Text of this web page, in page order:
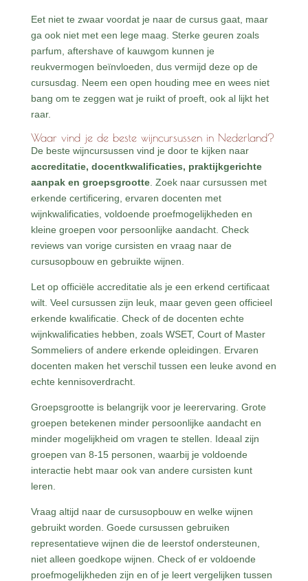
Eet niet te zwaar voordat je naar de cursus gaat, maar
ga ook niet met een lege maag. Sterke geuren zoals
parfum, aftershave of kauwgom kunnen je
reukvermogen beïnvloeden, dus vermijd deze op de
cursusdag. Neem een open houding mee en wees niet
bang om te zeggen wat je ruikt of proeft, ook al lijkt het
raar.
Waar vind je de beste wijncursussen in Nederland?
De beste wijncursussen vind je door te kijken naar
accreditatie, docentkwalificaties, praktijkgerichte
aanpak en groepsgrootte. Zoek naar cursussen met
erkende certificering, ervaren docenten met
wijnkwalificaties, voldoende proefmogelijkheden en
kleine groepen voor persoonlijke aandacht. Check
reviews van vorige cursisten en vraag naar de
cursusopbouw en gebruikte wijnen.
Let op officiële accreditatie als je een erkend certificaat
wilt. Veel cursussen zijn leuk, maar geven geen officieel
erkende kwalificatie. Check of de docenten echte
wijnkwalificaties hebben, zoals WSET, Court of Master
Sommeliers of andere erkende opleidingen. Ervaren
docenten maken het verschil tussen een leuke avond en
echte kennisoverdracht.
Groepsgrootte is belangrijk voor je leerervaring. Grote
groepen betekenen minder persoonlijke aandacht en
minder mogelijkheid om vragen te stellen. Ideaal zijn
groepen van 8-15 personen, waarbij je voldoende
interactie hebt maar ook van andere cursisten kunt
leren.
Vraag altijd naar de cursusopbouw en welke wijnen
gebruikt worden. Goede cursussen gebruiken
representatieve wijnen die de leerstof ondersteunen,
niet alleen goedkope wijnen. Check of er voldoende
proefmogelijkheden zijn en of je leert vergelijken tussen